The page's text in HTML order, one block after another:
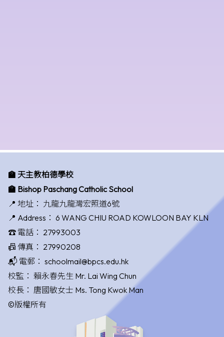
🏫 天主教柏德學校
🏫 Bishop Paschang Catholic School
📍 地址： 九龍九龍灣宏照道6號
📍 Address： 6 WANG CHIU ROAD KOWLOON BAY KLN
☎️ 電話： 27993003
📠 傳真： 27990208
📬 電郵： schoolmail@bpcs.edu.hk
校監： 賴永春先生 Mr. Lai Wing Chun
校長： 唐國敏女士 Ms. Tong Kwok Man
©版權所有